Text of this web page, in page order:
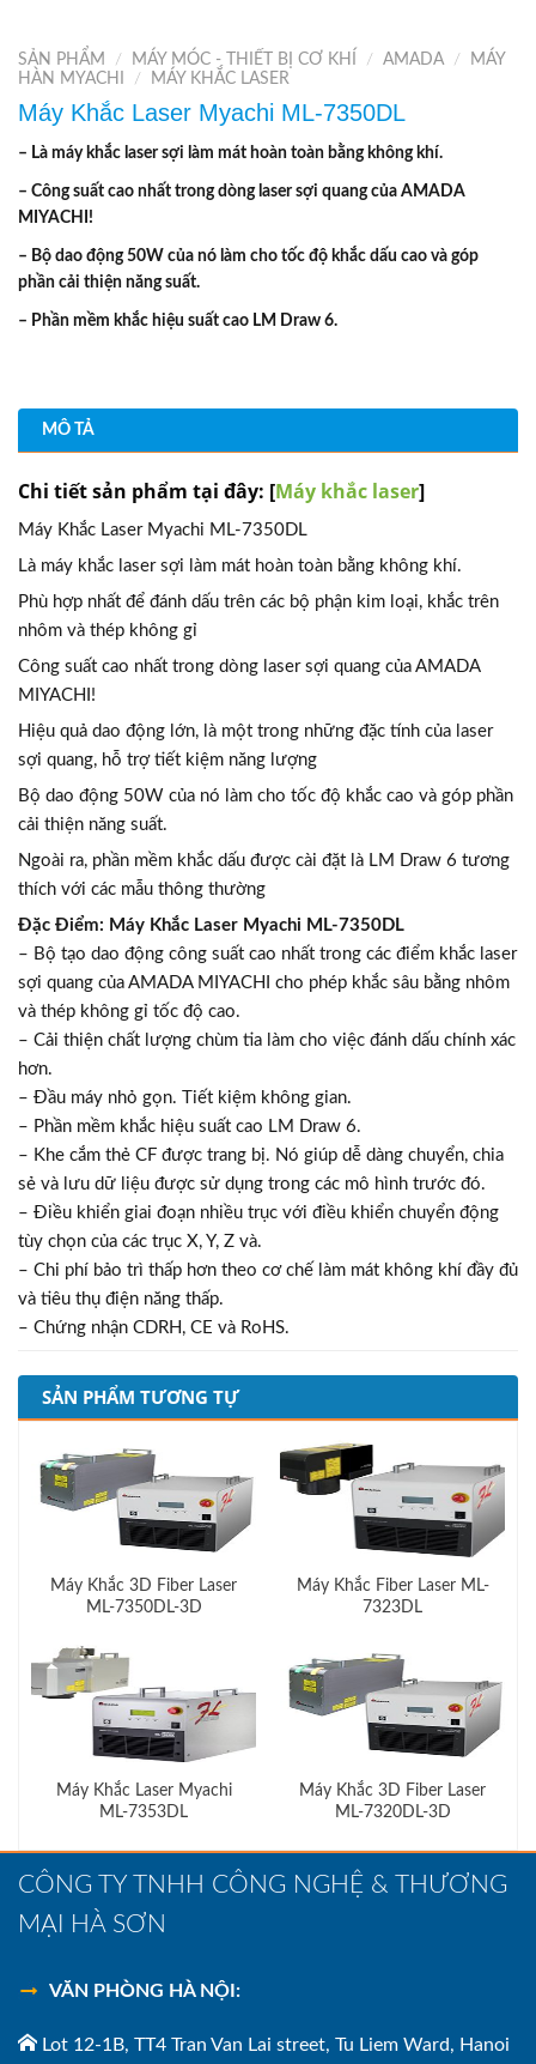
SẢN PHẨM / MÁY MÓC - THIẾT BỊ CƠ KHÍ / AMADA /
MÁY
HÀN MYACHI
/ MÁY KHẮC LASER
Máy Khắc Laser Myachi ML-7350DL
– Là máy khắc laser sợi làm mát hoàn toàn bằng không khí.
– Công suất cao nhất trong dòng laser sợi quang của AMADA
MIYACHI!
– Bộ dao động 50W của nó làm cho tốc độ khắc dấu cao và góp
phần cải thiện năng suất.
– Phần mềm khắc hiệu suất cao LM Draw 6.
MÔ TẢ
Chi tiết sản phẩm tại đây: [Máy khắc laser]
Máy Khắc Laser Myachi ML-7350DL
Là máy khắc laser sợi làm mát hoàn toàn bằng không khí.
Phù hợp nhất để đánh dấu trên các bộ phận kim loại, khắc trên
nhôm và thép không gỉ
Công suất cao nhất trong dòng laser sợi quang của AMADA
MIYACHI!
Hiệu quả dao động lớn, là một trong những đặc tính của laser
sợi quang, hỗ trợ tiết kiệm năng lượng
Bộ dao động 50W của nó làm cho tốc độ khắc cao và góp phần
cải thiện năng suất.
Ngoài ra, phần mềm khắc dấu được cài đặt là LM Draw 6 tương
thích với các mẫu thông thường
Đặc Điểm: Máy Khắc Laser Myachi ML-7350DL
– Bộ tạo dao động công suất cao nhất trong các điểm khắc laser
sợi quang của AMADA MIYACHI cho phép khắc sâu bằng nhôm
và thép không gỉ tốc độ cao.
– Cải thiện chất lượng chùm tia làm cho việc đánh dấu chính xác
hơn.
– Đầu máy nhỏ gọn. Tiết kiệm không gian.
– Phần mềm khắc hiệu suất cao LM Draw 6.
– Khe cắm thẻ CF được trang bị. Nó giúp dễ dàng chuyển, chia
sẻ và lưu dữ liệu được sử dụng trong các mô hình trước đó.
– Điều khiển giai đoạn nhiều trục với điều khiển chuyển động
tùy chọn của các trục X, Y, Z và.
– Chi phí bảo trì thấp hơn theo cơ chế làm mát không khí đầy đủ
và tiêu thụ điện năng thấp.
– Chứng nhận CDRH, CE và RoHS.
SẢN PHẨM TƯƠNG TỰ
Máy Khắc 3D Fiber Laser
ML-7350DL-3D
Máy Khắc Fiber Laser ML-
7323DL
Máy Khắc Laser Myachi
ML-7353DL
Máy Khắc 3D Fiber Laser
ML-7320DL-3D
CÔNG TY TNHH CÔNG NGHỆ & THƯƠNG
MẠI HÀ SƠN
VĂN PHÒNG HÀ NỘI:
Lot 12-1B, TT4 Tran Van Lai street, Tu Liem Ward, Hanoi